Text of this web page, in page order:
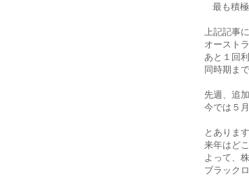
最も積極
上記記事
オースト
あと１回
同時期ま
先週、追
今では５
とあります
来年はど
よって、
ブラック